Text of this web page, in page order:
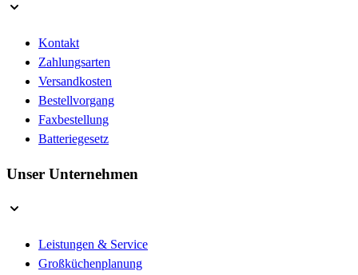
Kontakt
Zahlungsarten
Versandkosten
Bestellvorgang
Faxbestellung
Batteriegesetz
Unser Unternehmen
Leistungen & Service
Großküchenplanung